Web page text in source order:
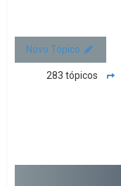
Novo Tópico
283 tópicos